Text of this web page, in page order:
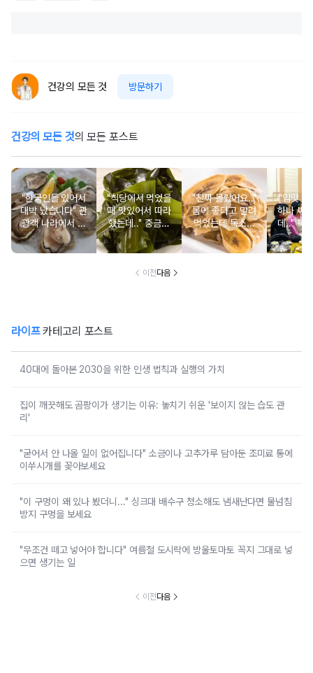
건강의 모든 것 방문하기
건강의 모든 것의 모든 포스트
"한국인들 있어서
대박 났습니다" 관
광객 나라에서 남
녀노소 보양식처
럼 먹는 음식
"식당에서 먹었을
때 맛있어서 따라
했는데.." 중금속
싹 다 빠질 줄 몰
랐어요
"진짜 몰랐어요.."
몸에 좋다고 말려
먹었는데 독소를
먹고 있었던 의외
의 음식
"입맛 없
하나 싸
데.." 북
외로 안
건
이전다음
라이프카테고리 포스트
40대에 돌아본 2030을 위한 인생 법칙과 실행의 가치
집이 깨끗해도 곰팡이가 생기는 이유: 놓치기 쉬운 '보이지 않는 습도 관
리'
"굳어서 안 나올 일이 없어집니다" 소금이나 고추가루 담아둔 조미료 통에
이쑤시개를 꽂아보세요
"이 구멍이 왜 있나 봤더니..." 싱크대 배수구 청소해도 냄새난다면 물넘침
방지 구멍을 보세요
"무조건 떼고 넣어야 합니다" 여름철 도시락에 방울토마토 꼭지 그대로 넣
으면 생기는 일
이전다음